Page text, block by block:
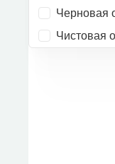
Черновая
Чистовая